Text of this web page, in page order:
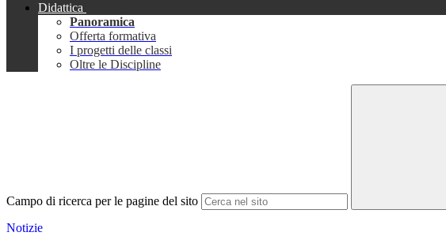
Didattica
Panoramica
Offerta formativa
I progetti delle classi
Oltre le Discipline
Campo di ricerca per le pagine del sito
Notizie